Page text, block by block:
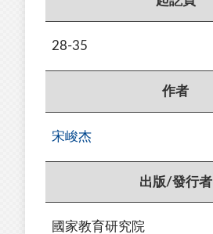
28-35
作者
宋峻杰
出版/發行者
國家教育研究院